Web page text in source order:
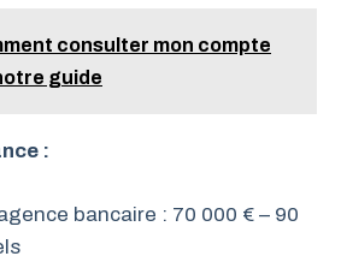
consulter mon compte
guide
:
bancaire : 70 000 € – 90